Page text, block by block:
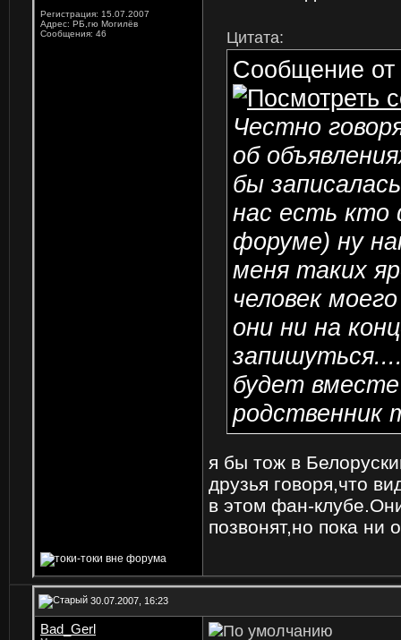
Регистрация: 15.07.2007
Адрес: РБ,гю Могилёв
Сообщения: 46
Цитата:
Сообщение от
Честно
об
бы
нас есть кто
форуме) ну
меня таких
человек
они ни на
будет
родственник
я бы тож в
друзья говоря,что
в этом фан-
позвонят,но пока ни
30.07.2007, 16:23
Bad_Gerl